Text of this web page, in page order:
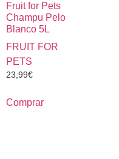
Fruit for Pets
Champu Pelo
Blanco 5L
FRUIT FOR
PETS
23,99€
Comprar